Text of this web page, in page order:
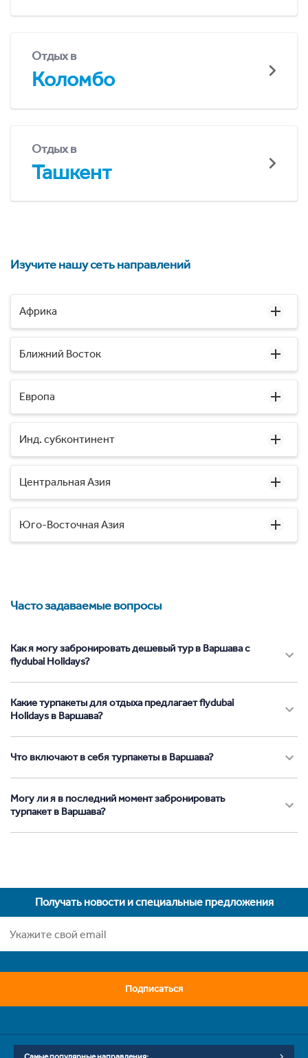
Отдых в
Коломбо
Отдых в
Ташкент
Изучите нашу сеть направлений
Африка
Ближний Восток
Европа
Инд. субконтинент
Центральная Азия
Юго-Восточная Азия
Часто задаваемые вопросы
Как я могу забронировать дешевый тур в Варшава с
flydubai Holidays?
Какие турпакеты для отдыха предлагает flydubai
Holidays в Варшава?
Что включают в себя турпакеты в Варшава?
Могу ли я в последний момент забронировать
турпакет в Варшава?
Получать новости и специальные предложения
Подписаться